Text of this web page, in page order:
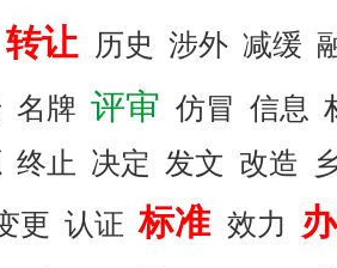
转让 历史 涉外 减缓
名牌 评审 仿冒 信息
终止 决定 发文 改造
更 认证 标准 效力